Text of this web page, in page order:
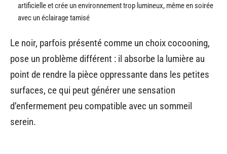
artificielle et crée un environnement trop lumineux, même en soirée
avec un éclairage tamisé
Le noir, parfois présenté comme un choix cocooning,
pose un problème différent : il absorbe la lumière au
point de rendre la pièce oppressante dans les petites
surfaces, ce qui peut générer une sensation
d’enfermement peu compatible avec un sommeil
serein.